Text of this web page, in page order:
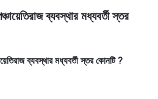
ব্যবস্থার মধ্যবর্তী স্তর
ব্যবস্থার মধ্যবর্তী স্তর কোনটি ?